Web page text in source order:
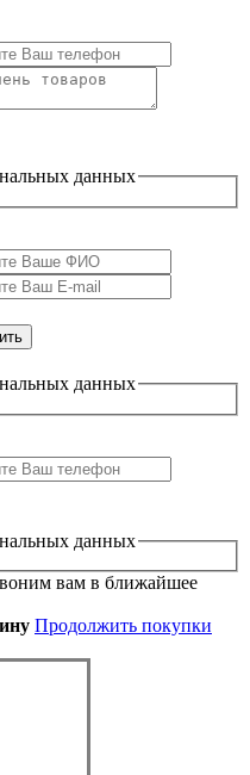
данных
данных
данных
вам в ближайшее
Продолжить покупки